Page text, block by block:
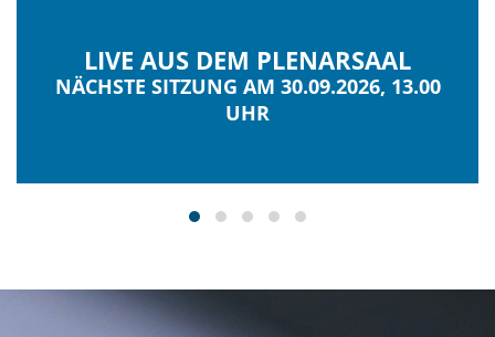
LIVE AUS DEM PLENARSAAL
NÄCHSTE SITZUNG AM 30.09.2026, 13.00
UHR